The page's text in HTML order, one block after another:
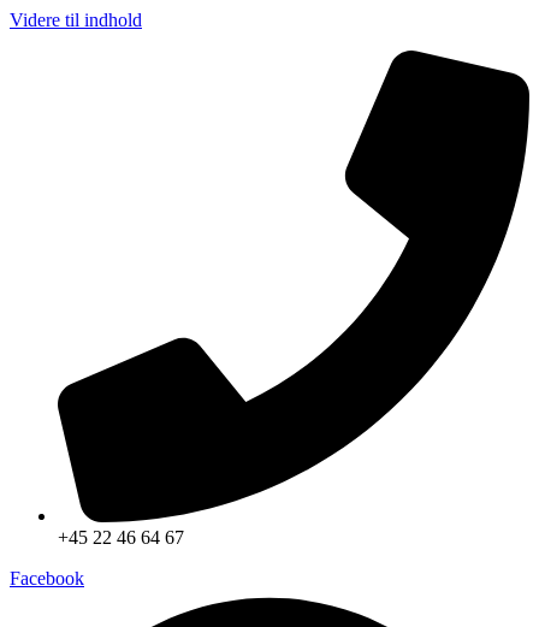
Videre til indhold
+45 22 46 64 67
Facebook